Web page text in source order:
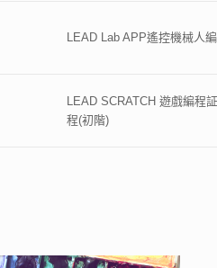
LEAD Lab APP遙控機械人
LEAD SCRATCH 遊戲編程
程(初階)